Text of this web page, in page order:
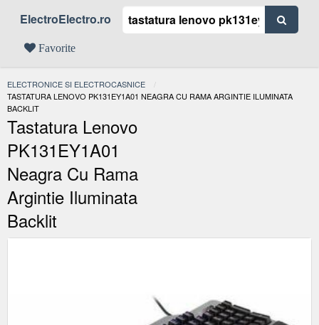
ElectroElectro.ro
Favorite
ELECTRONICE SI ELECTROCASNICE
ACTUAL:
TASTATURA LENOVO PK131EY1A01 NEAGRA CU RAMA ARGINTIE ILUMINATA
BACKLIT
Tastatura Lenovo
PK131EY1A01
Neagra Cu Rama
Argintie Iluminata
Backlit